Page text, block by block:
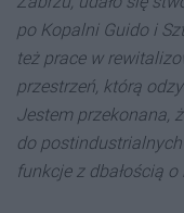
po Kopalni Guido i
też prace w
przestrzeń, którą
Jestem przekonana,
do
funkcje z dbałością